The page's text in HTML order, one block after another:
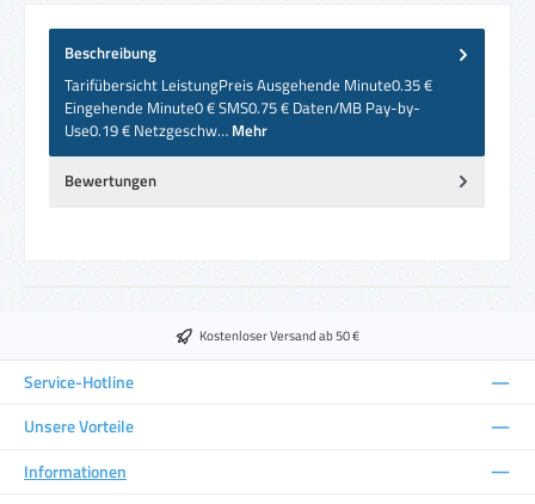
Beschreibung
Tarifübersicht LeistungPreis Ausgehende Minute0.35 €
Eingehende Minute0 € SMS0.75 € Daten/MB Pay-by-
Use0.19 € Netzgeschw… Mehr
Bewertungen
Kostenloser Versand ab 50 €
Service-Hotline
Unsere Vorteile
Informationen